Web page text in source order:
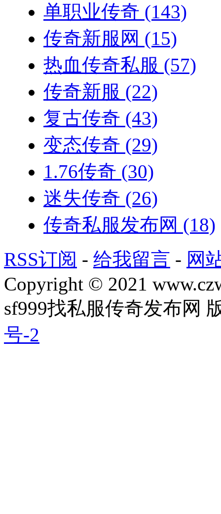
单职业传奇 (143)
传奇新服网 (15)
热血传奇私服 (57)
传奇新服 (22)
复古传奇 (43)
变态传奇 (29)
1.76传奇 (30)
迷失传奇 (26)
传奇私服发布网 (18)
RSS订阅 - 给我留言 - 网
Copyright © 2021
sf999找私服传奇发布网
号-2